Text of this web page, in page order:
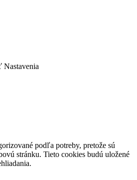
Nastavenia
podľa potreby, pretože sú
stránku. Tieto cookies budú uložené